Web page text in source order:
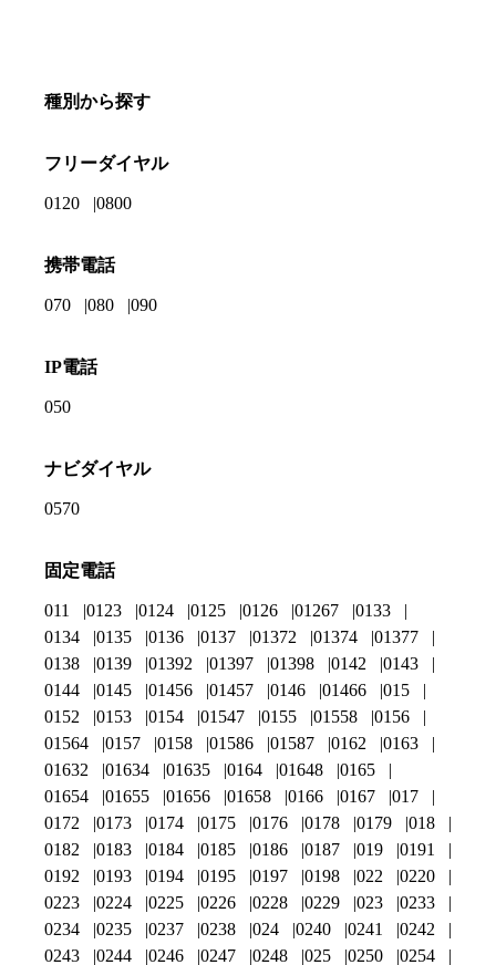
種別から探す
フリーダイヤル
0120 0800
携帯電話
070 080 090
IP電話
050
ナビダイヤル
0570
固定電話
011 0123 0124 0125 0126 01267
0133
0134
0135 0136 0137 01372 01374
01377
0138
0139 01392 01397 01398 0142
0143
0144
0145 01456 01457 0146 01466
015
0152
0153 0154 01547 0155 01558
0156
01564
0157 0158 01586 01587 0162
0163
01632
01634 01635 0164 01648
0165
01654
01655 01656 01658 0166 0167
017
0172
0173 0174 0175 0176 0178 0179
018
0182
0183 0184 0185 0186 0187 019
0191
0192
0193 0194 0195 0197 0198 022
0220
0223
0224 0225 0226 0228 0229 023
0233
0234
0235 0237 0238 024 0240 0241
0242
0243
0244 0246 0247 0248 025 0250 0254